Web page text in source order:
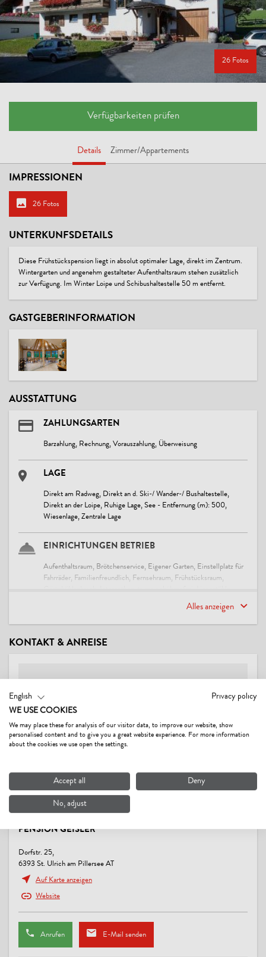
26 Fotos
Verfügbarkeiten prüfen
Details Zimmer/Appartements
IMPRESSIONEN
26 Fotos
UNTERKUNFSDETAILS
Diese Frühstückspension liegt in absolut optimaler Lage, direkt im Zentrum.
Wintergarten und angenehm gestalteter Aufenthaltsraum stehen zusätzlich
zur Verfügung. Im Winter Loipe und Schibushaltestelle 50 m entfernt.
GASTGEBERINFORMATION
AUSSTATTUNG
ZAHLUNGSARTEN
Barzahlung, Rechnung, Vorauszahlung, Überweisung
LAGE
Direkt am Radweg, Direkt an d. Ski-/ Wander-/ Bushaltestelle,
Direkt an der Loipe, Ruhige Lage, See - Entfernung (m): 500,
Wiesenlage, Zentrale Lage
EINRICHTUNGEN BETRIEB
Aufenthaltsraum, Brötchenservice, Eigener Garten, Einstellplatz für
Fahrräder, Familienfreundlich, Fernsehraum, Frühstücksraum,
Motorrad-Parkplatz, PKW-Parkplatz, Schuhtrockner, Skiabstellraum,
Motorrad, WiFi, Wintergarten
FREMDSPRACHEN
Deutsch, Englisch
Wanderstöcke
VERPFLEGUNG
KINDER
Gitterbett / Babybett, Kinderfreundlich, Kinderhochstuhl
SPORT / FREIZEIT
Gratiseintritt zur Loipe
Alles anzeigen
KONTAKT & ANREISE
PENSION GEISLER
Dorfstr. 25,
6393 St. Ulrich am Pillersee AT
Auf Karte anzeigen
Website
Anrufen E-Mail senden
English
Privacy policy
WE USE COOKIES
We may place these for analysis of our visitor data, to improve our website, show
personalised content and to give you a great website experience. For more information
about the cookies we use open the settings.
Accept all Deny
No, adjust